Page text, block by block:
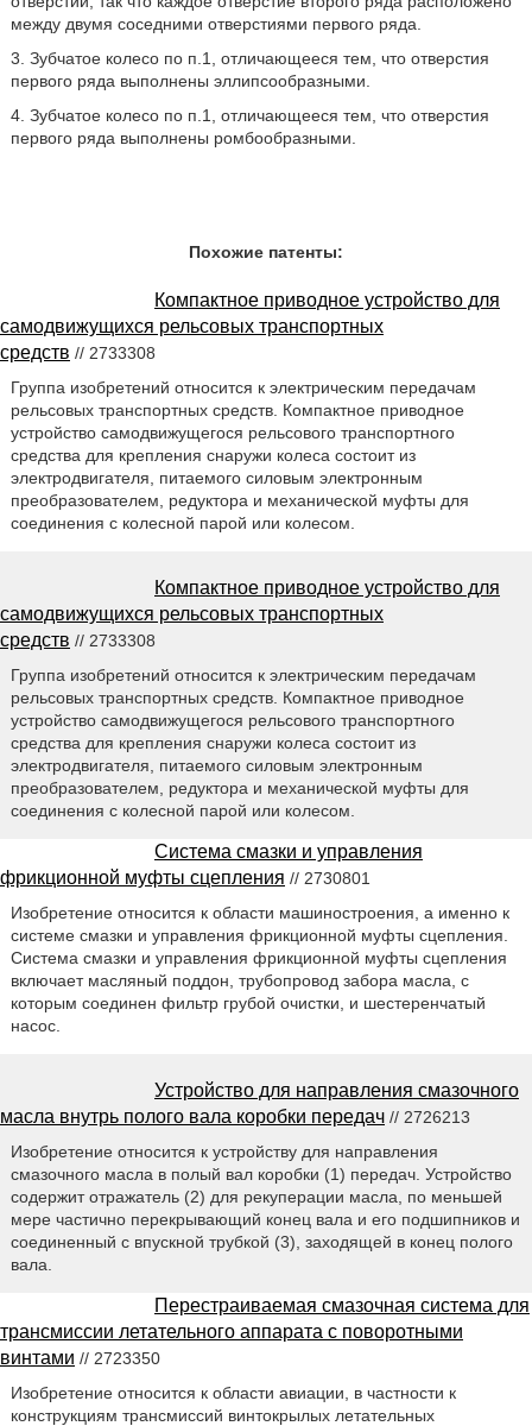
между двумя соседними отверстиями первого ряда.
3. Зубчатое колесо по п.1, отличающееся тем, что отверстия
первого ряда выполнены эллипсообразными.
4. Зубчатое колесо по п.1, отличающееся тем, что отверстия
первого ряда выполнены ромбообразными.
Похожие патенты:
Компактное приводное устройство для
самодвижущихся рельсовых транспортных
средств // 2733308
Группа изобретений относится к электрическим передачам
рельсовых транспортных средств. Компактное приводное
устройство самодвижущегося рельсового транспортного
средства для крепления снаружи колеса состоит из
электродвигателя, питаемого силовым электронным
преобразователем, редуктора и механической муфты для
соединения с колесной парой или колесом.
Компактное приводное устройство для
самодвижущихся рельсовых транспортных
средств // 2733308
Группа изобретений относится к электрическим передачам
рельсовых транспортных средств. Компактное приводное
устройство самодвижущегося рельсового транспортного
средства для крепления снаружи колеса состоит из
электродвигателя, питаемого силовым электронным
преобразователем, редуктора и механической муфты для
соединения с колесной парой или колесом.
Система смазки и управления
фрикционной муфты сцепления // 2730801
Изобретение относится к области машиностроения, а именно к
системе смазки и управления фрикционной муфты сцепления.
Система смазки и управления фрикционной муфты сцепления
включает масляный поддон, трубопровод забора масла, с
которым соединен фильтр грубой очистки, и шестеренчатый
насос.
Устройство для направления смазочного
масла внутрь полого вала коробки передач // 2726213
Изобретение относится к устройству для направления
смазочного масла в полый вал коробки (1) передач. Устройство
содержит отражатель (2) для рекуперации масла, по меньшей
мере частично перекрывающий конец вала и его подшипников и
соединенный с впускной трубкой (3), заходящей в конец полого
вала.
Перестраиваемая смазочная система для
трансмиссии летательного аппарата с поворотными
винтами // 2723350
Изобретение относится к области авиации, в частности к
конструкциям трансмиссий винтокрылых летательных